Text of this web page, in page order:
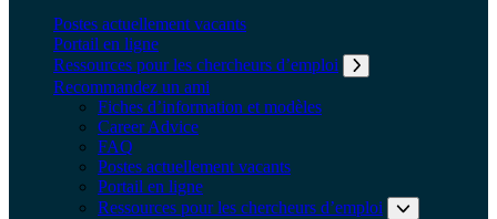
Postes actuellement vacants
Portail en ligne
Ressources pour les chercheurs d’emploi
Recommandez un ami
Fiches d’information et modèles
Career Advice
FAQ
Postes actuellement vacants
Portail en ligne
Ressources pour les chercheurs d’emploi